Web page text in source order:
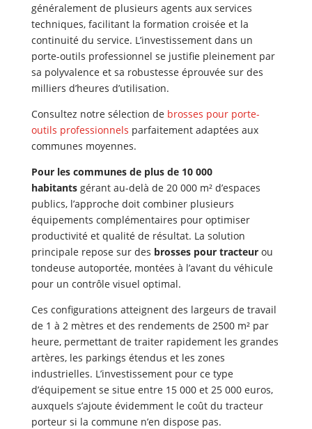
généralement de plusieurs agents aux services
techniques, facilitant la formation croisée et la
continuité du service. L’investissement dans un
porte-outils professionnel se justifie pleinement par
sa polyvalence et sa robustesse éprouvée sur des
milliers d’heures d’utilisation.
Consultez notre sélection de brosses pour porte-
outils professionnels parfaitement adaptées aux
communes moyennes.
Pour les communes de plus de 10 000
habitantsgérant au-delà de 20 000 m² d’espaces
publics, l’approche doit combiner plusieurs
équipements complémentaires pour optimiser
productivité et qualité de résultat. La solution
principale repose sur des brosses pour tracteurou
tondeuse autoportée, montées à l’avant du véhicule
pour un contrôle visuel optimal.
Ces configurations atteignent des largeurs de travail
de 1 à 2 mètres et des rendements de 2500 m² par
heure, permettant de traiter rapidement les grandes
artères, les parkings étendus et les zones
industrielles. L’investissement pour ce type
d’équipement se situe entre 15 000 et 25 000 euros,
auxquels s’ajoute évidemment le coût du tracteur
porteur si la commune n’en dispose pas.